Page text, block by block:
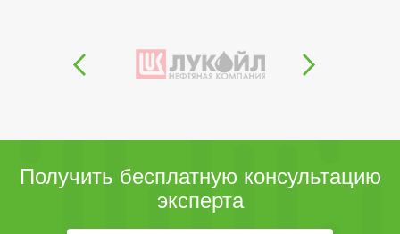
Получить бесплатную консультацию
эксперта